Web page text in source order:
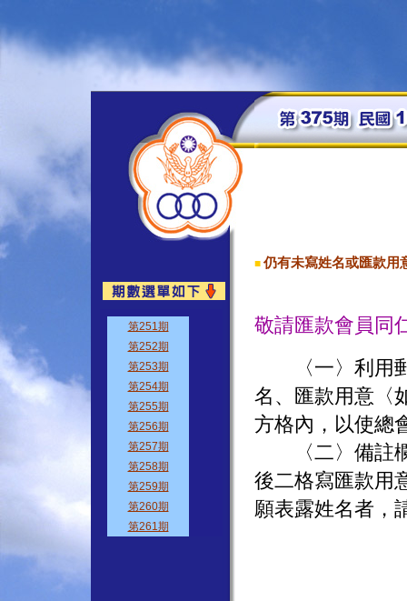
■ 仍有未寫姓名或匯款用
敬請匯款會員同
〈一〉利用郵
名、匯款用意〈
方格內，以使總
〈二〉備註欄
後二格寫匯款用
願表露姓名者，